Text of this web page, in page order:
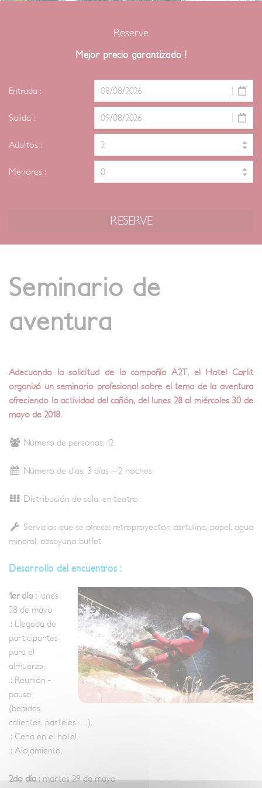
Reserve
Mejor precio garantizado !
Entrada :
Salida :
Adultos :
Menores :
Seminario de
aventura
Adecuando la solicitud de la compañía A2T, el Hotel Carlit
organizó un seminario profesional sobre el tema de la aventura
ofreciendo la actividad del cañón, del lunes 28 al miércoles 30 de
mayo de 2018.
Número de personas: 12
Número de días: 3 días – 2 noches
Distribución de sala: en teatro
Servicios que se ofrece: retroproyector, cartulina, papel, agua
mineral, desayuno buffet
Desarrollo del encuentros :
1er día : lunes
28 de mayo
.: Llegada de
participantes
para el
almuerzo.
.: Reunión -
pausa
(bebidas
calientes, pasteles …).
.: Cena en el hotel.
.: Alojamiento.
2do día : martes 29 de mayo